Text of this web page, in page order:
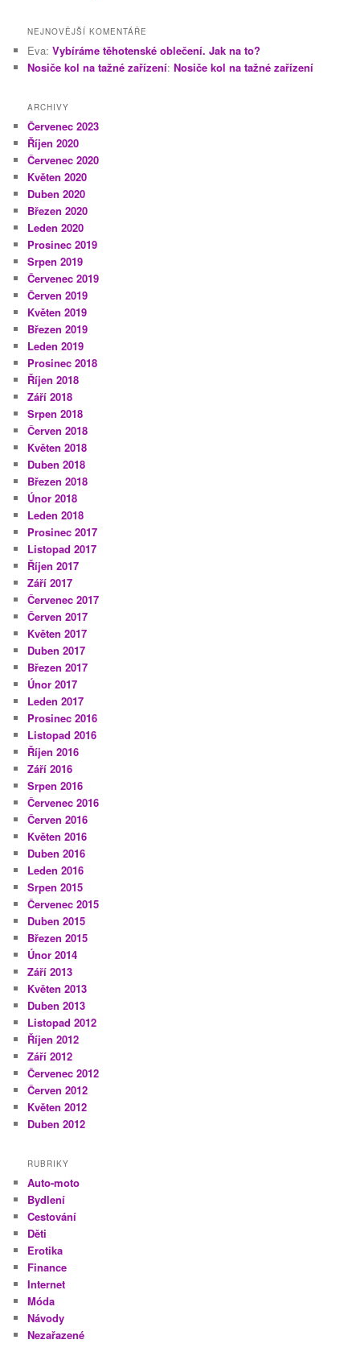
NEJNOVĚJŠÍ KOMENTÁŘE
Eva:Vybíráme těhotenské oblečení. Jak na to?
Nosiče kol na tažné zařízení:Nosiče kol na tažné zařízení
ARCHIVY
Červenec 2023
Říjen 2020
Červenec 2020
Květen 2020
Duben 2020
Březen 2020
Leden 2020
Prosinec 2019
Srpen 2019
Červenec 2019
Červen 2019
Květen 2019
Březen 2019
Leden 2019
Prosinec 2018
Říjen 2018
Září 2018
Srpen 2018
Červen 2018
Květen 2018
Duben 2018
Březen 2018
Únor 2018
Leden 2018
Prosinec 2017
Listopad 2017
Říjen 2017
Září 2017
Červenec 2017
Červen 2017
Květen 2017
Duben 2017
Březen 2017
Únor 2017
Leden 2017
Prosinec 2016
Listopad 2016
Říjen 2016
Září 2016
Srpen 2016
Červenec 2016
Červen 2016
Květen 2016
Duben 2016
Leden 2016
Srpen 2015
Červenec 2015
Duben 2015
Březen 2015
Únor 2014
Září 2013
Květen 2013
Duben 2013
Listopad 2012
Říjen 2012
Září 2012
Červenec 2012
Červen 2012
Květen 2012
Duben 2012
RUBRIKY
Auto-moto
Bydlení
Cestování
Děti
Erotika
Finance
Internet
Móda
Návody
Nezařazené